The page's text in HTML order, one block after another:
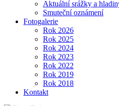
Aktuální srážky a
Smuteční oznámení
Fotogalerie
Rok 2026
Rok 2025
Rok 2024
Rok 2023
Rok 2022
Rok 2019
Rok 2018
Kontakt